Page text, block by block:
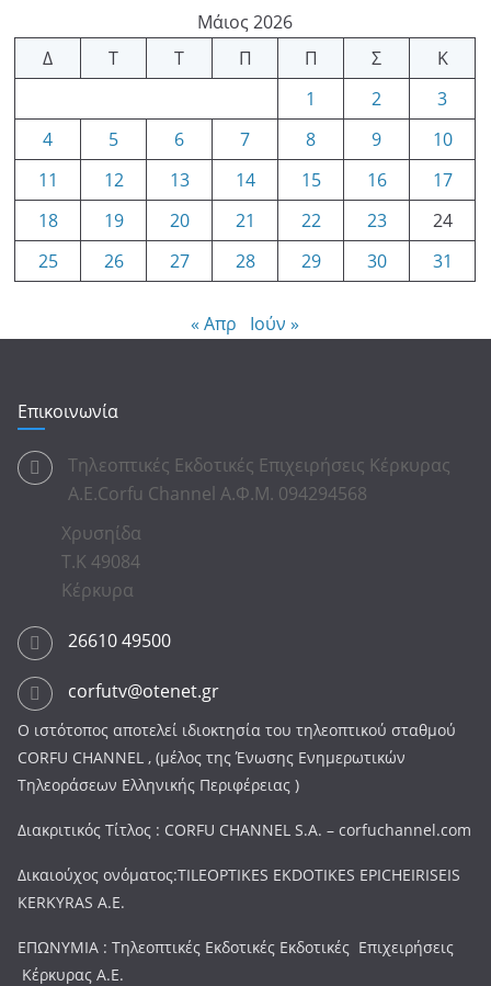
Μάιος 2026
Δ
Τ Τ Π Π Σ
Κ
1
2
3
4
5 6 7 8 9
10
11
12 13 14 15 16
17
18
19 20 21 22 23
24
25
26 27 28 29 30 31
« Απρ Ιούν »
Επικοινωνία
Τηλεοπτικές Εκδοτικές Επιχειρήσεις Κέρκυρας
Α.Ε.Corfu Channel Α.Φ.Μ. 094294568
Χρυσηίδα
Τ.Κ 49084
Κέρκυρα
26610 49500
corfutv@otenet.gr
Ο ιστότοπος αποτελεί ιδιοκτησία του τηλεοπτικού σταθμού
CORFU CHANNEL , (μέλος της Ένωσης Ενημερωτικών
Τηλεοράσεων Ελληνικής Περιφέρειας )
Διακριτικός Τίτλος : CORFU CHANNEL S.A. – corfuchannel.com
Δικαιούχος ονόματος:TILEOPTIKES EKDOTIKES EPICHEIRISEIS
KERKYRAS A.E.
ΕΠΩΝΥΜΙΑ : Τηλεοπτικές Εκδοτικές Εκδοτικές Επιχειρήσεις
Κέρκυρας Α.Ε.